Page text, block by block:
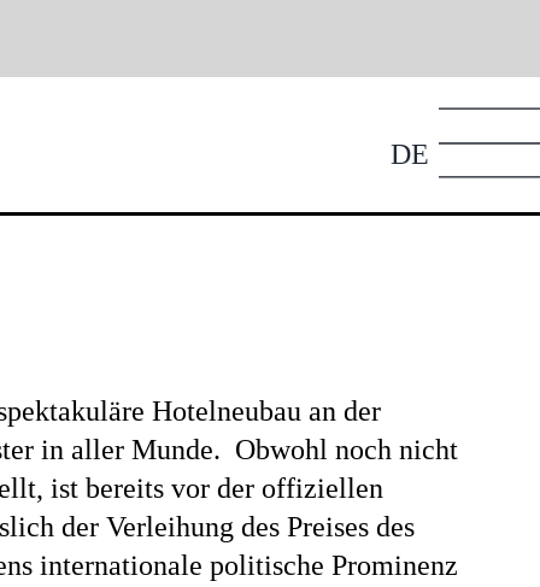
DE
Hotelneubau an der
in aller Munde. Obwohl noch nicht
ist bereits vor der offiziellen
der Verleihung des Preises des
internationale politische Prominenz